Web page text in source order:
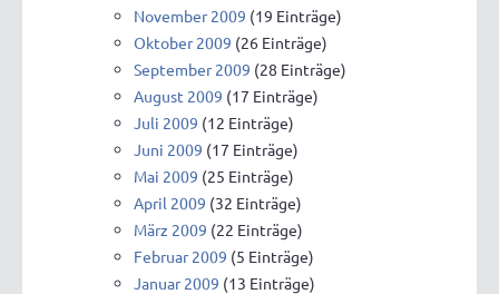
November 2009 (19 Einträge)
Oktober 2009 (26 Einträge)
September 2009 (28 Einträge)
August 2009 (17 Einträge)
Juli 2009 (12 Einträge)
Juni 2009 (17 Einträge)
Mai 2009 (25 Einträge)
April 2009 (32 Einträge)
März 2009 (22 Einträge)
Februar 2009 (5 Einträge)
Januar 2009 (13 Einträge)